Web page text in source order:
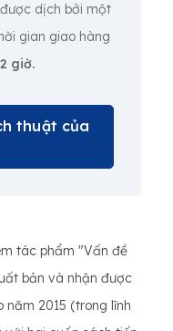
dịch bởi một
gian giao hàng
giờ.
thuật của
tác phẩm "Vấn đề
bản và nhận được
năm 2015 (trong lĩnh